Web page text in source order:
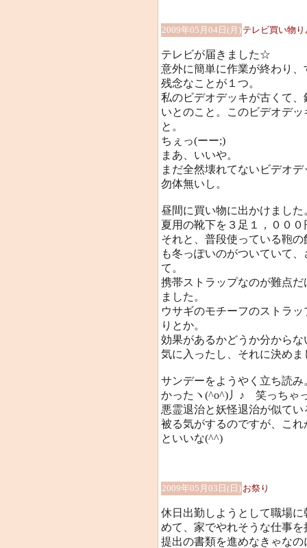
2009年05月04日(月) テレビ買い物り
テレビが届きました☆
意外に簡単に作業が終わり
残念なことが１つ。
私のビデオデッキが古くて
いとのこと。このビデオデ
と。
ちぇっ(ーー;)
まあ、いいや。
まだ全然壊れてないビデオ
勿体無いし。
昼間に買い物に出かけました
夏用の靴下を３足１，０００
それと、普段使っている鞄
も冬っぽいのがついていて
て。
携帯ストラップなのが難点
ました。
ウサギのモチーフのストラ
りとか。
効果があるかどうか分から
気に入ったし、それに決め
サンデーをようやく立ち読
かったヽ(^o^)丿♪ 笑っち
悪霊退治と妖怪退治が似て
被る気がするのですが、こ
といいな(^^)
2009年05月03日(日) お祭り
休日出勤しようとして職場
めて、家でやれそうな仕事
提出の書類を進めなきゃなの